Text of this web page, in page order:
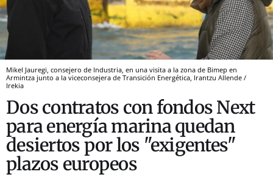
Mikel Jauregi, consejero de Industria, en una visita a la zona de Bimep en
Armintza junto a la viceconsejera de Transición Energética, Irantzu Allende /
Irekia
Dos contratos con fondos Next
para energía marina quedan
desiertos por los "exigentes"
plazos europeos